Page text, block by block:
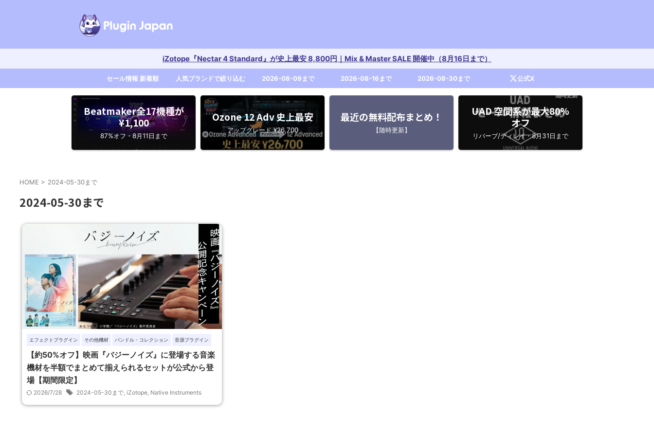
iZotope『Nectar 4 Standard』が史上最安 8,800円｜Mix & Master SALE 開催中（8月16日まで）
セール情報 新着順 人気ブランドで絞り込む 2026-08-09まで 2026-08-16まで 2026-08-30まで 公式X
Beatmaker全17機種が
¥1,100
87%オフ・8月11日まで
Ozone 12 Adv 史上最安
アップグレード ¥26,700
最近の無料配布まとめ！
【随時更新】
UAD 空間系が最大80%
オフ
リバーブ/ディレイ・8月31日まで
HOME > 2024-05-30まで
2024-05-30まで
エフェクトプラグイン その他機材 バンドル・コレクション 音源プラグイン
【約50%オフ】映画『バジーノイズ』に登場する音楽
機材を半額でまとめて揃えられるセットが公式から登
場【期間限定】
2026/7/28 2024-05-30まで iZotope Native Instruments